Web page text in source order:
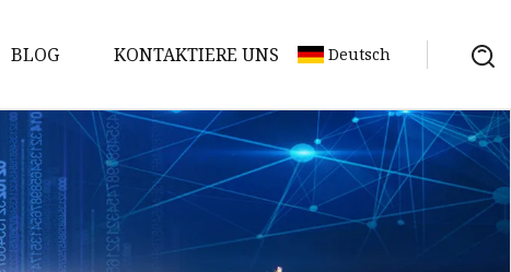
BLOG KONTAKTIERE UNS Deutsch